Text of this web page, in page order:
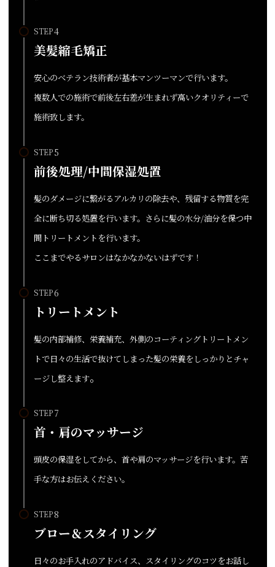
STEP
美髪縮毛矯正
安心のベテラン技術者が基本マンツーマンで行います。
複数人での施術で前後左右差が生まれず高いクオリティーで
施術致します。
STEP
前後処理/中間保湿処置
髪のダメージに繋がるアルカリの除去や、残留する物質を完
全に断ち切る処置を行います。さらに髪の水分/油分を保つ中
間トリートメントを行います。
ここまでやるサロンはなかなかないはずです！
STEP
トリートメント
髪の内部補修、栄養補充、外側のコーティングトリートメン
トで日々の生活で抜けてしまった髪の栄養をしっかりとチャ
ージし整えます。
STEP
首・肩のマッサージ
頭皮の保湿をしてから、首や肩のマッサージを行います。苦
手な方はお伝えください。
STEP
ブロー＆スタイリング
日々のお手入れのアドバイス、スタイリングのコツをお話し